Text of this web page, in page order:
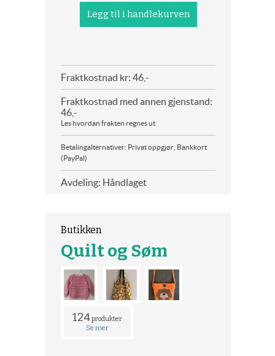
Fraktkostnad kr: 46,-
Fraktkostnad med annen gjenstand:
46,-
Les hvordan frakten regnes ut
Betalingalternativer: Privat oppgjør, Bankkort
(PayPal)
Avdeling: Håndlaget
Butikken
Quilt og Søm
124produkter
Se mer